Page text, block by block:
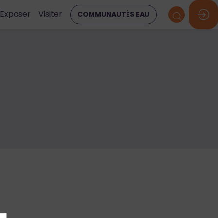
Exposer Visiter COMMUNAUTÉS EAU